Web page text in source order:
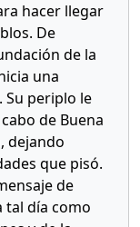
hacer llegar
De
de la
una
Su periplo le
de Buena
dejando
que pisó.
de
tal día como